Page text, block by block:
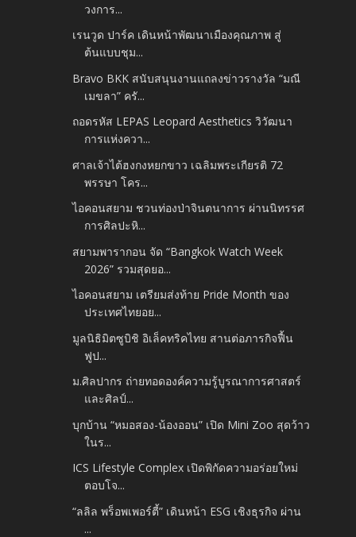
วงการ...
เรนวูด ปาร์ค เดินหน้าพัฒนาเมืองคุณภาพ สู่
ต้นแบบชุม...
Bravo BKK สนับสนุนงานแถลงข่าวรางวัล “มณี
เมขลา” ครั...
ถอดรหัส LEPAS Leopard Aesthetics วิวัฒนา
การแห่งควา...
ศาลเจ้าไต้ฮงกงหยกขาว เฉลิมพระเกียรติ 72
พรรษา โคร...
ไอคอนสยาม ชวนท่องป่าจินตนาการ ผ่านนิทรรศ
การศิลปะหิ...
สยามพารากอน จัด “Bangkok Watch Week
2026” รวมสุดยอ...
ไอคอนสยาม เตรียมส่งท้าย Pride Month ของ
ประเทศไทยอย...
มูลนิธิมิตซูบิชิ อิเล็คทริคไทย สานต่อภารกิจฟื้น
ฟูป...
ม.ศิลปากร ถ่ายทอดองค์ความรู้บูรณาการศาสตร์
และศิลป์...
บุกบ้าน “หมอสอง-น้องออน” เปิด Mini Zoo สุดว้าว
ในร...
ICS Lifestyle Complex เปิดพิกัดความอร่อยใหม่
ตอบโจ...
“ลลิล พร็อพเพอร์ตี้” เดินหน้า ESG เชิงธุรกิจ ผ่าน
...